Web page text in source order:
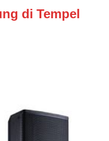
di Tempel